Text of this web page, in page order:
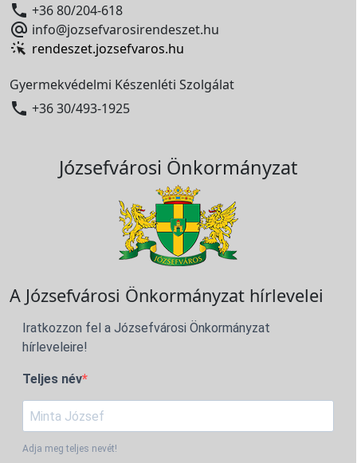
 +36 80/204-618
 info@jozsefvarosirendeszet.hu
rendeszet.jozsefvaros.hu
Gyermekvédelmi Készenléti Szolgálat
 +36 30/493-1925
Józsefvárosi Önkormányzat
A Józsefvárosi Önkormányzat hírlevelei
Iratkozzon fel a Józsefvárosi Önkormányzat
hírleveleire!
Teljes név
Adja meg teljes nevét!